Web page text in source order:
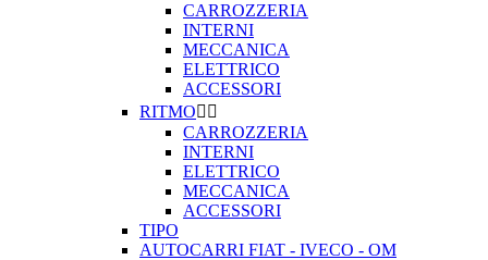
CARROZZERIA
INTERNI
MECCANICA
ELETTRICO
ACCESSORI
RITMO 
CARROZZERIA
INTERNI
ELETTRICO
MECCANICA
ACCESSORI
TIPO
AUTOCARRI FIAT - IVECO - OM